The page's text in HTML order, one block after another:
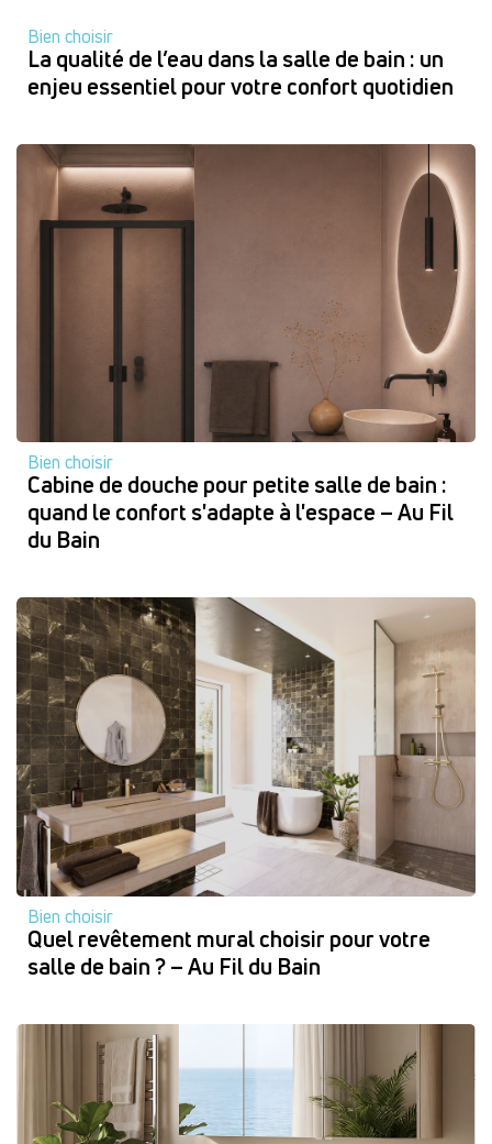
Bien choisir
La qualité de l’eau dans la salle de bain : un
enjeu essentiel pour votre confort quotidien
Bien choisir
Cabine de douche pour petite salle de bain :
quand le confort s'adapte à l'espace – Au Fil
du Bain
Bien choisir
Quel revêtement mural choisir pour votre
salle de bain ? – Au Fil du Bain